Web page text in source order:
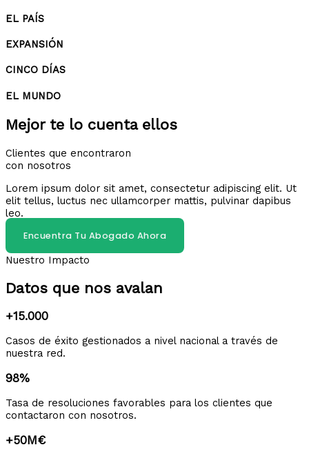
EL PAÍS
EXPANSIÓN
CINCO DÍAS
EL MUNDO
Mejor te lo cuenta ellos
Clientes que encontraron
con nosotros
Lorem ipsum dolor sit amet, consectetur adipiscing elit. Ut
elit tellus, luctus nec ullamcorper mattis, pulvinar dapibus
leo.
Encuentra Tu Abogado Ahora
Nuestro Impacto
Datos que nos avalan
+15.000
Casos de éxito gestionados a nivel nacional a través de
nuestra red.
98%
Tasa de resoluciones favorables para los clientes que
contactaron con nosotros.
+50M€